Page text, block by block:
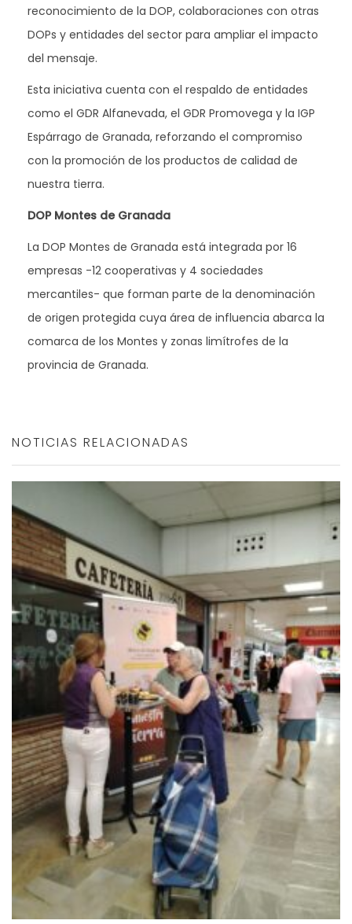
reconocimiento de la DOP, colaboraciones con otras
DOPs y entidades del sector para ampliar el impacto
del mensaje.
Esta iniciativa cuenta con el respaldo de entidades
como el GDR Alfanevada, el GDR Promovega y la IGP
Espárrago de Granada, reforzando el compromiso
con la promoción de los productos de calidad de
nuestra tierra.
DOP Montes de Granada
La DOP Montes de Granada está integrada por 16
empresas -12 cooperativas y 4 sociedades
mercantiles- que forman parte de la denominación
de origen protegida cuya área de influencia abarca la
comarca de los Montes y zonas limítrofes de la
provincia de Granada.
NOTICIAS RELACIONADAS